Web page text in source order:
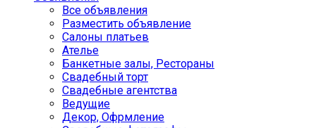
Все объявления
Разместить объявление
Салоны платьев
Ателье
Банкетные залы, Рестораны
Свадебный торт
Свадебные агентства
Ведущие
Декор, Офрмление